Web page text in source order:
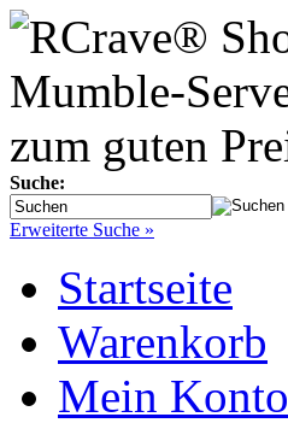
Suche:
Erweiterte Suche »
Startseite
Warenkorb
Mein Konto